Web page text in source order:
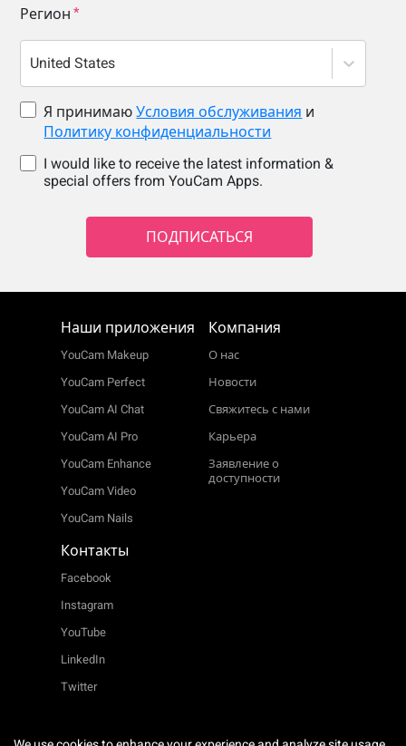
Регион
United States
Я принимаюУсловия обслуживания и
Политику конфиденциальности
I would like to receive the latest information &
special offers from YouCam Apps.
ПОДПИСАТЬСЯ
Наши приложения
YouCam Makeup
YouCam Perfect
YouCam AI Chat
YouCam AI Pro
YouCam Enhance
YouCam Video
YouCam Nails
Компания
О нас
Новости
Свяжитесь с нами
Карьера
Заявление о
доступности
Контакты
Facebook
Instagram
YouTube
LinkedIn
Twitter